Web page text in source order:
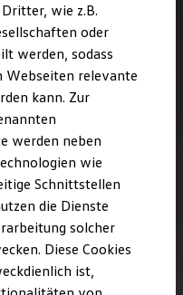
AU
wie z.B.
oder
werden, sodass
Webseiten relevante
kann. Zur
werden neben
wie
Schnittstellen
die Dienste
solcher
Diese Cookies
ist,